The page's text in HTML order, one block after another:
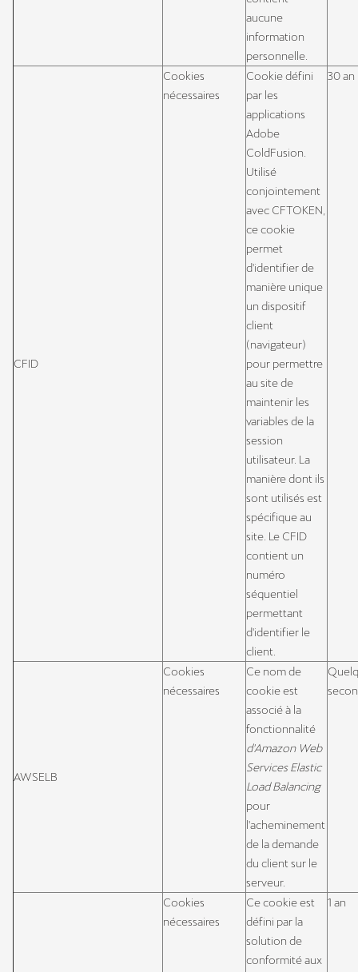
aucune
information
personnelle.
CFID
Cookies
nécessaires
Cookie défini
par les
applications
Adobe
ColdFusion.
Utilisé
conjointement
avec CFTOKEN,
ce cookie
permet
d'identifier de
manière unique
un dispositif
client
(navigateur)
pour permettre
au site de
maintenir les
variables de la
session
utilisateur. La
manière dont ils
sont utilisés est
spécifique au
site. Le CFID
contient un
numéro
séquentiel
permettant
d'identifier le
client.
30 an
AWSELB
Cookies
nécessaires
Ce nom de
cookie est
associé à la
fonctionnalité
d'Amazon Web
Services Elastic
Load Balancing
pour
l'acheminement
de la demande
du client sur le
serveur.
Cookies
nécessaires
Ce cookie est
défini par la
solution de
conformité aux
1 an